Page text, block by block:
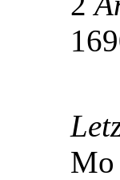
Mo